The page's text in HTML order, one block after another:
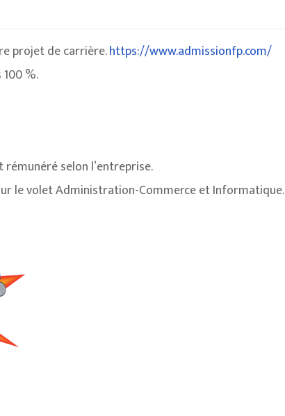
projet de carrière.https://www.admissionfp.com/
%.
selon l’entreprise.
le volet Administration-Commerce et Informatique.